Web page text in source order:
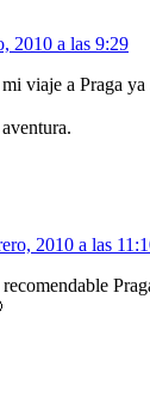
2010 a las 9:29
viaje a Praga ya
2010 a las